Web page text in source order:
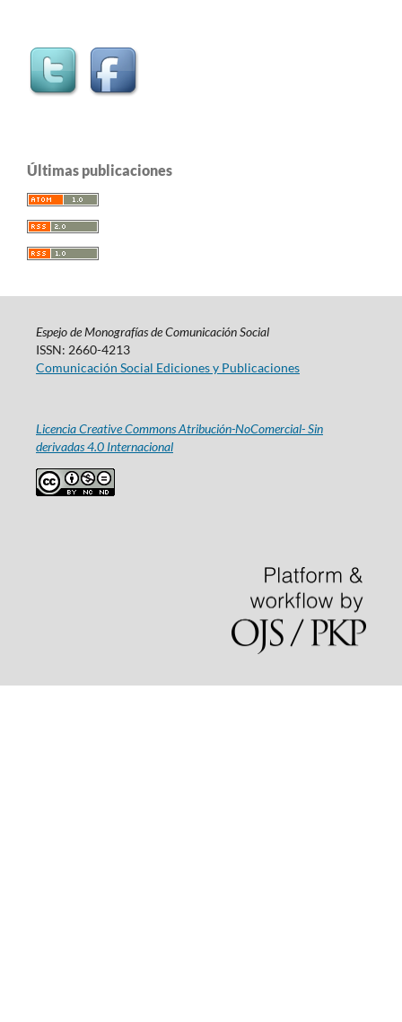
Últimas publicaciones
Espejo de Monografías de Comunicación Social
ISSN: 2660-4213
Comunicación Social Ediciones y Publicaciones
Licencia Creative Commons Atribución-NoComercial- Sin
derivadas 4.0 Internacional